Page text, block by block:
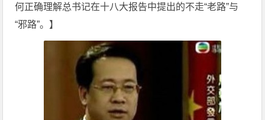
何正确理解总书记在十八大报告中提出的不走“老路”与
“邪路”。】